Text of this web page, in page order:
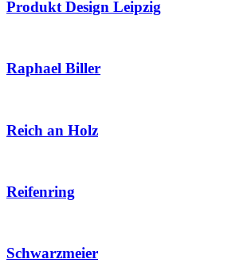
Produkt Design Leipzig
Raphael Biller
Reich an Holz
Reifenring
Schwarzmeier